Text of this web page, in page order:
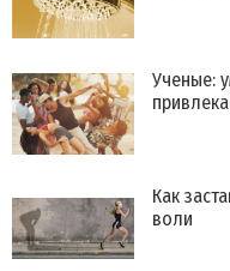
Ученые:
Как
воли